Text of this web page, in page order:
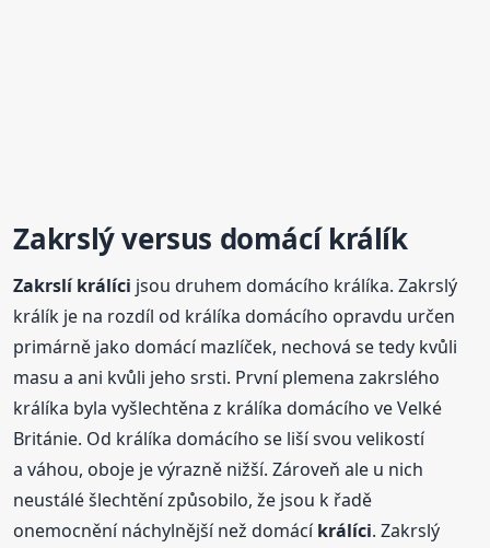
Zakrslý versus domácí králík
Zakrslí králíci jsou druhem domácího králíka. Zakrslý
králík je na rozdíl od králíka domácího opravdu určen
primárně jako domácí mazlíček, nechová se tedy kvůli
masu a ani kvůli jeho srsti. První plemena zakrslého
králíka byla vyšlechtěna z králíka domácího ve Velké
Británie. Od králíka domácího se liší svou velikostí
a váhou, oboje je výrazně nižší. Zároveň ale u nich
neustálé šlechtění způsobilo, že jsou k řadě
onemocnění náchylnější než domácíkrálíci. Zakrslý